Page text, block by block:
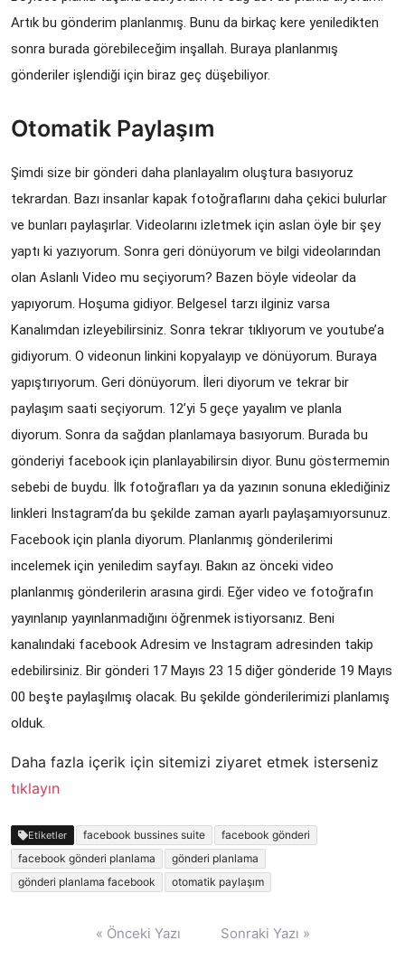
Artık bu gönderim planlanmış. Bunu da birkaç kere yeniledikten
sonra burada görebileceğim inşallah. Buraya planlanmış
gönderiler işlendiği için biraz geç düşebiliyor.
Otomatik Paylaşım
Şimdi size bir gönderi daha planlayalım oluştura basıyoruz
tekrardan. Bazı insanlar kapak fotoğraflarını daha çekici bulurlar
ve bunları paylaşırlar. Videolarını izletmek için aslan öyle bir şey
yaptı ki yazıyorum. Sonra geri dönüyorum ve bilgi videolarından
olan Aslanlı Video mu seçiyorum? Bazen böyle videolar da
yapıyorum. Hoşuma gidiyor. Belgesel tarzı ilginiz varsa
Kanalımdan izleyebilirsiniz. Sonra tekrar tıklıyorum ve youtube’a
gidiyorum. O videonun linkini kopyalayıp ve dönüyorum. Buraya
yapıştırıyorum. Geri dönüyorum. İleri diyorum ve tekrar bir
paylaşım saati seçiyorum. 12’yi 5 geçe yayalım ve planla
diyorum. Sonra da sağdan planlamaya basıyorum. Burada bu
gönderiyi facebook için planlayabilirsin diyor. Bunu göstermemin
sebebi de buydu. İlk fotoğrafları ya da yazının sonuna eklediğiniz
linkleri Instagram’da bu şekilde zaman ayarlı paylaşamıyorsunuz.
Facebook için planla diyorum. Planlanmış gönderilerimi
incelemek için yeniledim sayfayı. Bakın az önceki video
planlanmış gönderilerin arasına girdi. Eğer video ve fotoğrafın
yayınlanıp yayınlanmadığını öğrenmek istiyorsanız. Beni
kanalındaki facebook Adresim ve Instagram adresinden takip
edebilirsiniz. Bir gönderi 17 Mayıs 23 15 diğer gönderide 19 Mayıs
00 beşte paylaşılmış olacak. Bu şekilde gönderilerimizi planlamış
olduk.
Daha fazla içerik için sitemizi ziyaret etmek isterseniz
tıklayın
Etiketler facebook bussines suite
facebook gönderi
facebook gönderi planlama
gönderi planlama
gönderi planlama facebook
otomatik paylaşım
« Önceki Yazı Sonraki Yazı »